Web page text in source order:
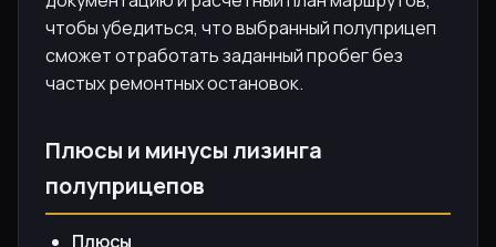
чтобы убедиться, что выбранный полуприцеп
сможет отработать заданный пробег без
частых ремонтных остановок.
Плюсы и минусы лизинга
полуприцепов
Плюсы